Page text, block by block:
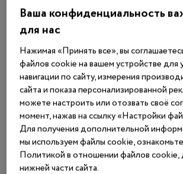
и высокой значимости исхода .
Для медицины это имеет особое
Клинические решения принимаются
дефицита времени;
неполной информации;
высокой эмоциональной и
ответственности.
При этом каждый специалист
Ваша конфиденциальность
для нас
Нажимая «Принять все», вы
файлов cookie на вашем устройстве для
навигации по сайту, измерения
сайта и показа персонализированной
можете настроить или отозвать своё
момент, нажав на ссылку «Настройки
Для получения дополнительной
мы используем файлы cookie,
Политикой в отношении файлов cookie,
нижней части сайта.